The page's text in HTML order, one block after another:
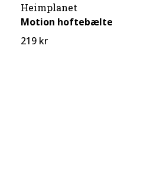
Heimplanet
Motion hoftebælte
219 kr